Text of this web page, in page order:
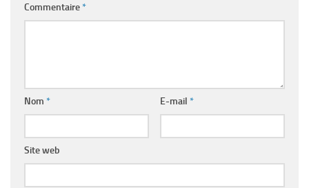
Commentaire*
Nom * E-mail *
Site web